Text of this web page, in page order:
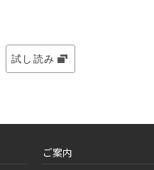
試し読み
ご案内